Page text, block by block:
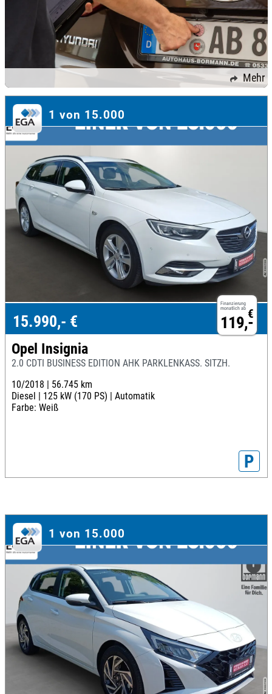
Mehr
1 von 15.000
Finanzierung
monatlich ab €
119,-
15.990,- €
Opel Insignia
2.0 CDTI BUSINESS EDITION AHK PARKLENKASS. SITZH.
10/2018 | 56.745 km
Diesel | 125 kW (170 PS) | Automatik
Farbe: Weiß
P
1 von 15.000